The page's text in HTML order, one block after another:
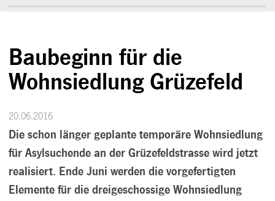
Baubeginn für die
Wohnsiedlung Grüzefeld
20.06.2016
Die schon länger geplante temporäre Wohnsiedlung
für Asylsuchende an der Grüzefeldstrasse wird jetzt
realisiert. Ende Juni werden die vorgefertigten
Elemente für die dreigeschossige Wohnsiedlung